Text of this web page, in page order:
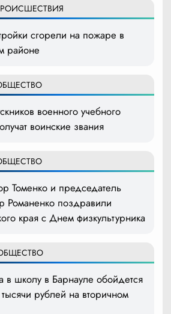
сгорели на пожаре в
районе
военного учебного
воинские звания
Томенко и председатель
поздравили
края с Днем физкультурника
в школу в Барнауле обойдется
рублей на вторичном